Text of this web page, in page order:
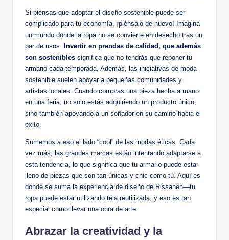
Si piensas que adoptar el diseño sostenible puede ser
complicado para tu economía, ¡piénsalo de nuevo! Imagina
un mundo donde la ropa no se convierte en desecho tras un
par de usos.
Invertir en prendas de calidad, que además
son sostenibles significa que no tendrás que reponer tu
armario cada temporada. Además, las iniciativas de moda
sostenible suelen apoyar a pequeñas comunidades y
artistas locales. Cuando compras una pieza hecha a mano
en una feria, no solo estás adquiriendo un producto único,
sino también apoyando a un soñador en su camino hacia el
éxito.
Sumemos a eso el lado “cool” de las modas éticas. Cada
vez más, las grandes marcas están intentando adaptarse a
esta tendencia, lo que significa que tu armario puede estar
lleno de piezas que son tan únicas y chic como tú. Aquí es
donde se suma la experiencia de diseño de Rissanen—tu
ropa puede estar utilizando tela reutilizada, y eso es tan
especial como llevar una obra de arte.
Abrazar la creatividad y la